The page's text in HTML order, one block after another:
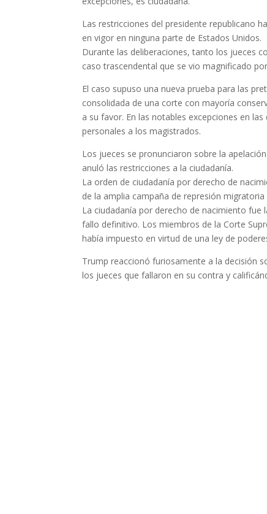
Las restricciones del presidente republicano
en vigor en ninguna parte de Estados Unidos.
Durante las deliberaciones, tanto los jueces
caso trascendental que se vio magnificado
El caso supuso una nueva prueba para las
consolidada de una corte con mayoría
a su favor. En las notables excepciones en
personales a los magistrados.
Los jueces se pronunciaron sobre la
anuló las restricciones a la ciudadanía.
La orden de ciudadanía por derecho de
de la amplia campaña de represión
La ciudadanía por derecho de nacimiento
fallo definitivo. Los miembros de la Corte
había impuesto en virtud de una ley de
Trump reaccionó furiosamente a la decisión
los jueces que fallaron en su contra y